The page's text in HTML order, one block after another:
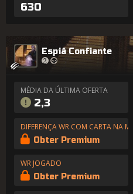
630
Espiã Confiante
MÉDIA DA ÚLTIMA OFERTA
2,3
DIFERENÇA WR COM CARTA NA
Obter Premium
WR JOGADO
Obter Premium